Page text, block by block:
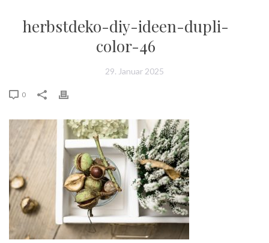
herbstdeko-diy-ideen-dupli-
color-46
29. Januar 2025
0